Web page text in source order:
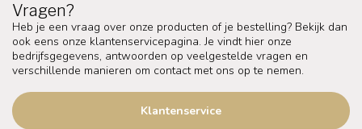
Vragen?
Heb je een vraag over onze producten of je bestelling? Bekijk dan
ook eens onze klantenservicepagina. Je vindt hier onze
bedrijfsgegevens, antwoorden op veelgestelde vragen en
verschillende manieren om contact met ons op te nemen.
Klantenservice